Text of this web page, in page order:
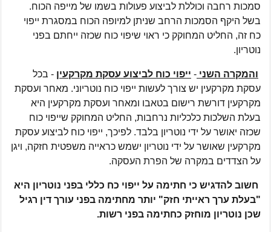
סמכות רחבה וכוללת לביצוע פעולות בשמו של מייפה הכוח.
בשל היקף הסמכות הרחב שניתן למיופה הכוח במסגרת ייפוי
כח זה, החליט המחוקק כי ראוי שיפוי כוח שכזה ייחתם בפני
נוטריון.
והמקרה השני - ייפוי כוח לביצוע עסקת מקרקעין - בכל
עסקת מקרקעין יש צורך לעשות ייפוי כוח נוטריוני. מאחר ועסקת
מקרקעין דורשת רישום בטאבו ומאחר ועסקת מקרקעין היא
בעלת השלכות כלכליות נרחבות, החליט המחוקק שייפוי כוח
שכזה יאושר על ידי נוטריון בלבד. לפיכך, ייפוי כוח לביצוע עסקת
מקרקעין שאושר על ידי נוטריון ישמש כראייה משפטית חזקה, ויגן
על הצדדים במקרה של הפרת העסקה.
חשוב להדגיש כי חתימה על ייפוי כח כללי בפני נוטריון היא
"בעלת ערך ראייתי חזק" יותר מחתימה בפני עורך דין רגיל
שכן נוטריון מוחזק כחתימה בפני רשות.